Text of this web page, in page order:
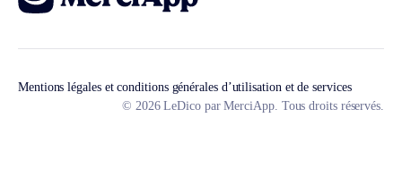
Mentions légales et conditions générales d’utilisation et de services
© 2026 LeDico par MerciApp. Tous droits réservés.